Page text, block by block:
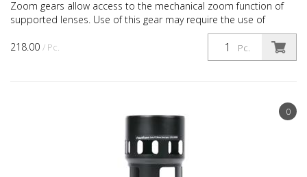
218.00 / Pc. Pc.
Zoom gears allow access to the mechanical zoom function of
supported lenses. Use of this gear may require the use of
additional port extensions or adapters. This zoom gea...
0